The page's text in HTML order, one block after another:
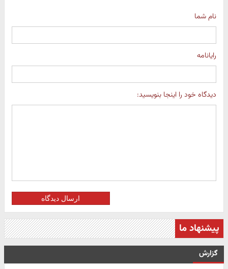
نام شما
رایانامه
دیدگاه خود را اینجا بنویسید:
ارسال دیدگاه
پیشنهاد ما
گزارش